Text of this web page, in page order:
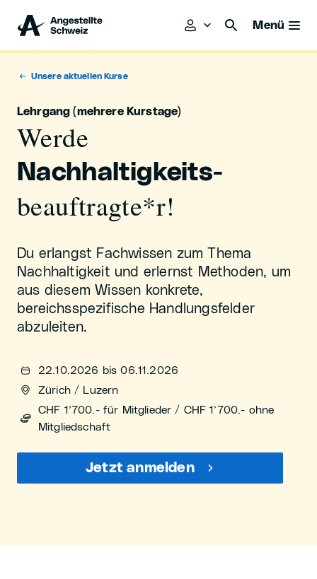
Menü
Unsere aktuellen Kurse
Werde
Nachhaltigkeits-
beauftragte*r!
Lehrgang (mehrere Kurstage)
Du erlangst Fachwissen zum Thema
Nachhaltigkeit und erlernst Methoden, um
aus diesem Wissen konkrete,
bereichsspezifische Handlungsfelder
abzuleiten.
22.10.2026 bis 06.11.2026
Zürich / Luzern
CHF 1’700.- für Mitglieder / CHF 1’700.- ohne
Mitgliedschaft
Jetzt anmelden